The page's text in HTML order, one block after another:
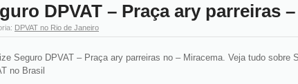
DPVAT – Praça ary parreiras
DPVAT no Rio de Janeiro
Seguro DPVAT – Praça ary parreiras no – Miracema. Veja tudo sobre
no Brasil